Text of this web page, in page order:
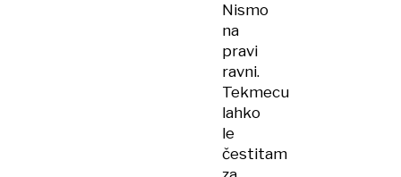
Nismo
na
pravi
ravni.
Tekmecu
lahko
le
čestitam